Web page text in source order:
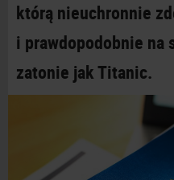
którą nieuchronnie
i prawdopodobnie
zatonie jak Titanic.